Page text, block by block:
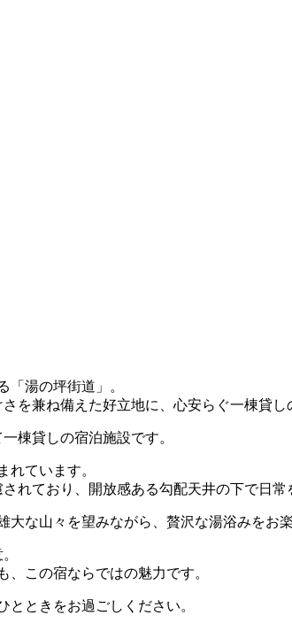
「湯の坪街道」。
を兼ね備えた好立地に、心安らぐ一棟貸し
棟貸しの宿泊施設です。
れています。
れており、開放感ある勾配天井の下で日常
な山々を望みながら、贅沢な湯浴みをお
この宿ならではの魅力です。
ときをお過ごしください。